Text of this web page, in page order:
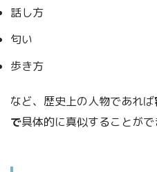
話し方
匂い
歩き方
など、歴史上の人物であれば
で具体的に真似することがで